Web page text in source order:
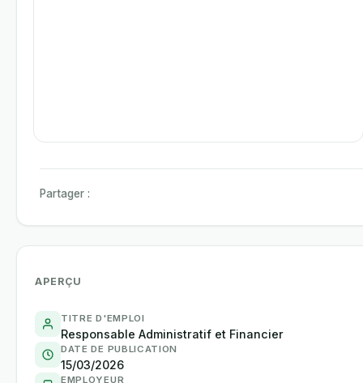
Partager :
APERÇU
TITRE D'EMPLOI
Responsable Administratif et Financier
DATE DE PUBLICATION
15/03/2026
EMPLOYEUR